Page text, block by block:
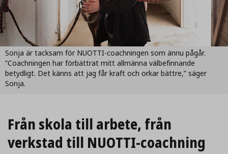
Sonja är tacksam för NUOTTI-coachningen som ännu pågår.
”Coachningen har förbättrat mitt allmänna välbefinnande
betydligt. Det känns att jag får kraft och orkar bättre,” säger
Sonja.
Från skola till arbete, från
verkstad till NUOTTI-coachning